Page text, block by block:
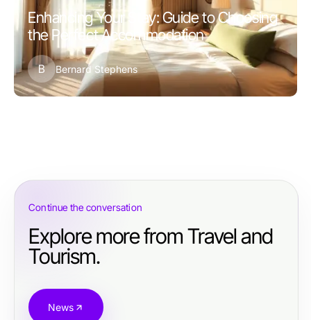
Enhancing Your Stay: Guide to Choosing
the Perfect Accommodation
B Bernard Stephens
Continue the conversation
Explore more from Travel and
Tourism.
News